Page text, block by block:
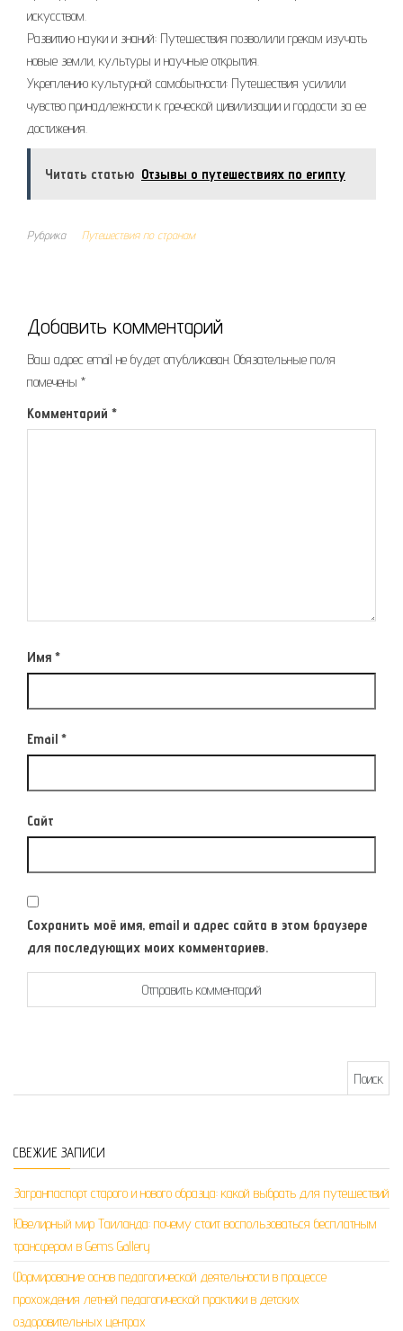
искусством.
Развитию науки и знаний: Путешествия позволили грекам изучать
новые земли, культуры и научные открытия.
Укреплению культурной самобытности: Путешествия усилили
чувство принадлежности к греческой цивилизации и гордости за ее
достижения.
Читать статью Отзывы о путешествиях по египту
Рубрика Путешествия по странам
Добавить комментарий
Ваш адрес email не будет опубликован. Обязательные поля
помечены *
Комментарий *
Имя *
Email *
Сайт
Сохранить моё имя, email и адрес сайта в этом браузере
для последующих моих комментариев.
СВЕЖИЕ ЗАПИСИ
Загранпаспорт старого и нового образца: какой выбрать для путешествий
Ювелирный мир Таиланда: почему стоит воспользоваться бесплатным
трансфером в Gems Gallery
Формирование основ педагогической деятельности в процессе
прохождения летней педагогической практики в детских
оздоровительных центрах